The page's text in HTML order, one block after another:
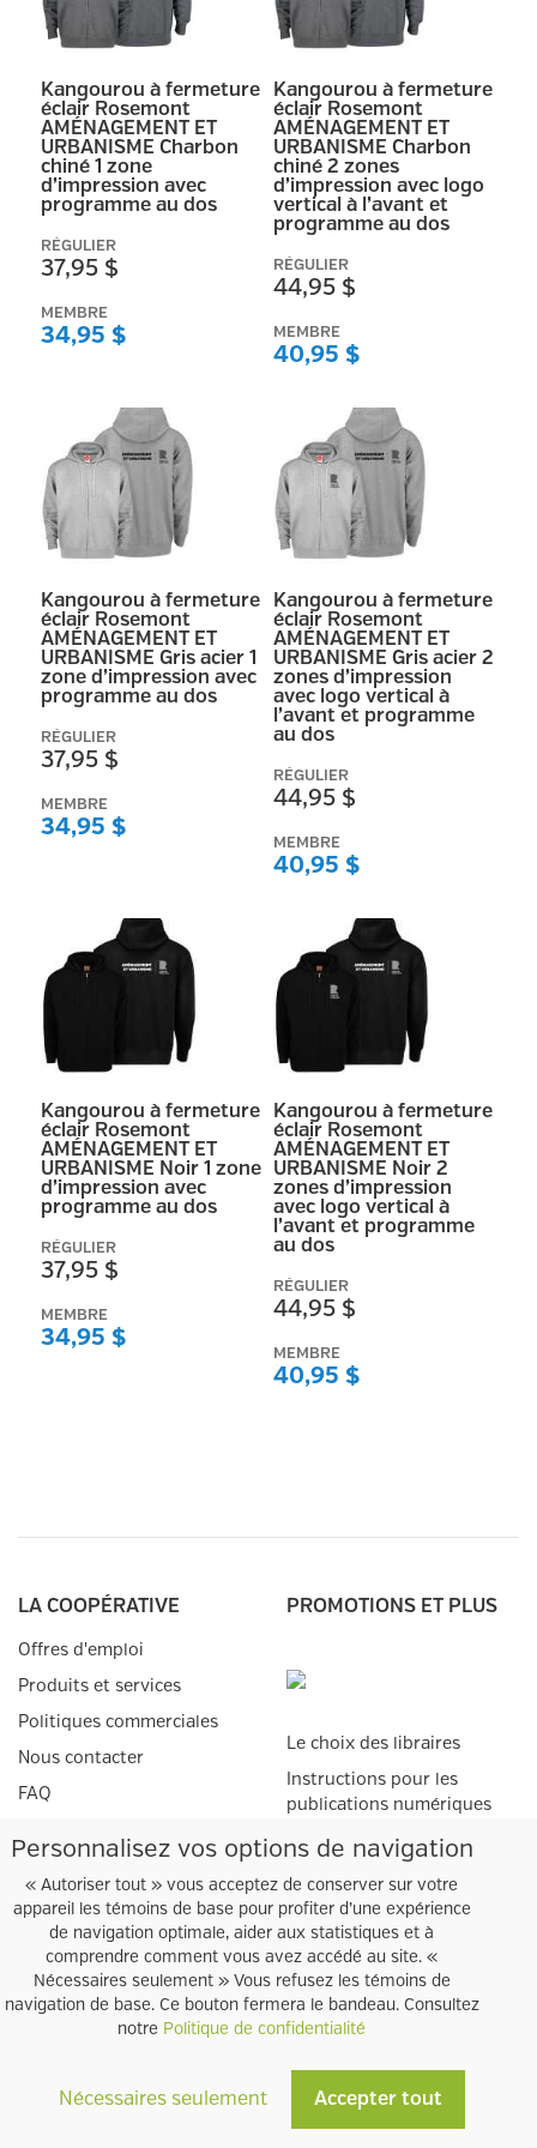
Personnalisez vos options de navigation
« Autoriser tout » vous acceptez de conserver sur votre
appareil les témoins de base pour profiter d’une expérience
de navigation optimale, aider aux statistiques et à
comprendre comment vous avez accédé au site. «
Nécessaires seulement » Vous refusez les témoins de
navigation de base. Ce bouton fermera le bandeau. Consultez
notre Politique de confidentialité
Nécessaires seulement Accepter tout
Kangourou à fermeture
éclair Rosemont
AMÉNAGEMENT ET
URBANISME Charbon
chiné 1 zone
d’impression avec
programme au dos
RÉGULIER
37,95 $
MEMBRE
34,95 $
Kangourou à fermeture
éclair Rosemont
AMÉNAGEMENT ET
URBANISME Charbon
chiné 2 zones
d’impression avec logo
vertical à l’avant et
programme au dos
RÉGULIER
44,95 $
MEMBRE
40,95 $
Kangourou à fermeture
éclair Rosemont
AMÉNAGEMENT ET
URBANISME Gris acier 1
zone d’impression avec
programme au dos
RÉGULIER
37,95 $
MEMBRE
34,95 $
Kangourou à fermeture
éclair Rosemont
AMÉNAGEMENT ET
URBANISME Gris acier 2
zones d’impression
avec logo vertical à
l’avant et programme
au dos
RÉGULIER
44,95 $
MEMBRE
40,95 $
Kangourou à fermeture
éclair Rosemont
AMÉNAGEMENT ET
URBANISME Noir 1 zone
d’impression avec
programme au dos
RÉGULIER
37,95 $
MEMBRE
34,95 $
Kangourou à fermeture
éclair Rosemont
AMÉNAGEMENT ET
URBANISME Noir 2
zones d’impression
avec logo vertical à
l’avant et programme
au dos
RÉGULIER
44,95 $
MEMBRE
40,95 $
LA COOPÉRATIVE
Offres d'emploi
Produits et services
Politiques commerciales
Nous contacter
FAQ
SERVICES AUX
ÉTUDIANTS
Matériel scolaire
SERVICES AUX
ENSEIGNANTS
PROMOTIONS ET PLUS
Le choix des libraires
Instructions pour les
publications numériques
Livres numériques adaptés
GROUPE COOPSCO
Points de vente
Bureaux administratifs
Tous droits réservés © Coopsco